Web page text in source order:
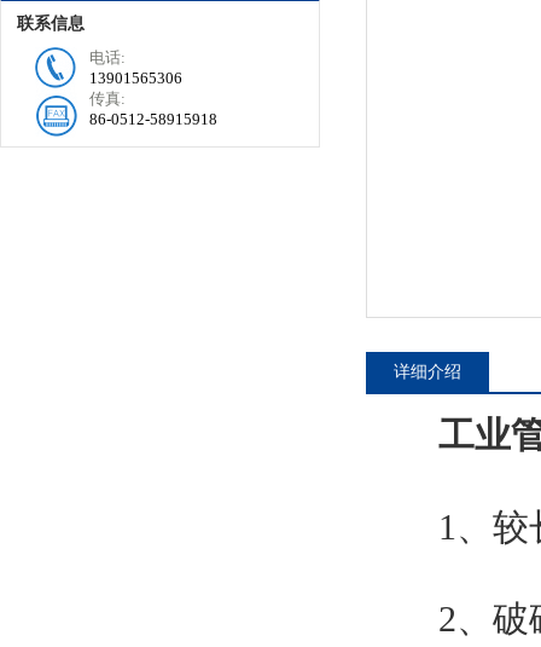
联系信息
电话:
13901565306
传真:
86-0512-58915918
详细介绍
工业
1、较长
2、破碎